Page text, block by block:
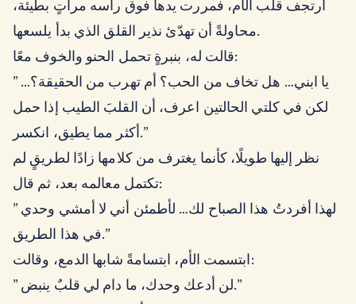
ارتجف قلب الأم، فمررت يدها فوق رأسه مراتٍ بطيئة،
محاولةً أن تهدّئ نذير القلق الذي بدأ يلسعها.
قالت له، بنبرةٍ تحمل الحنو والخوف معًا:
” يا ابني… هل تخاف من الحب؟ أم تهرب من الحقيقة؟…
لكن في كلتي الحالتين اعرف، أن القلبَ الطيب إذا حمل
أكثر مما يطيق، انكسر.”
نظر إليها طويلًا، كأنما يغترف من كلامها زادًا لطريقٍ لم
تكتمل معالمه بعد، ثم قال:
” لهذا أفردتُ هذا الصباح لك… لأطمئن أني لا أمشي وحدي
في هذا الطريق.”
ابتسمت الأم، ابتسامةً شابها الدمع، وقالت:
” لن أدعك وحدك، ما دام لي قلبٌ ينبض.”